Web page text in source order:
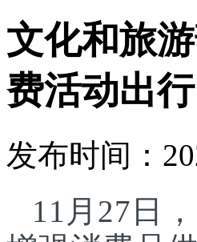
文化和旅
费活动出行
发布时间：
11月27日